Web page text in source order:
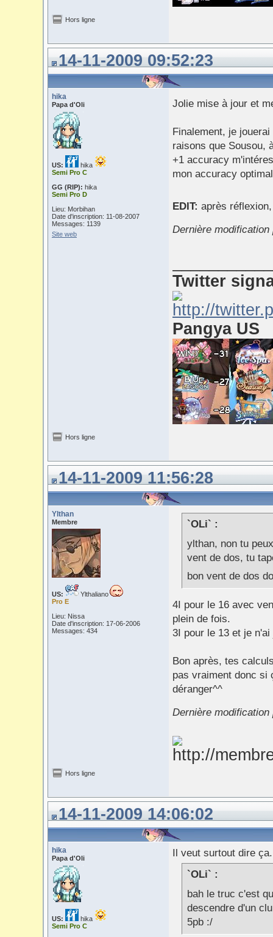
Hors ligne
14-11-2009 09:52:23
hika
Papa d'Oli
US:
hika
Semi Pro C
GG (RIP): hika
Semi Pro D
Lieu: Morbihan
Date d'inscription: 11-08-2007
Messages: 1139
Site web
Jolie mise à jour et
Finalement, je
raisons que Sousou,
+1 accuracy
mon accuracy
EDIT: après
Dernière modification
Twitter
Pangya US
Hors ligne
14-11-2009 11:56:28
Ylthan
Membre
US:
Ylthaliano
Pro E
Lieu: Nissa
Date d'inscription: 17-06-2006
Messages: 434
`OLi` :
ylthan, non tu
vent de dos, tu
bon vent de dos
4I pour le 16 avec
plein de fois.
3I pour le 13 et je
Bon après, tes
pas vraiment donc si
déranger^^
Dernière modification
Hors ligne
14-11-2009 14:06:02
hika
Papa d'Oli
US:
hika
Semi Pro C
Il veut surtout dire ça.
`OLi` :
bah le truc c'est
descendre d'un
5pb :/